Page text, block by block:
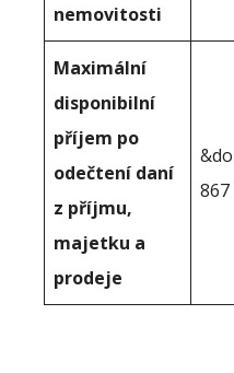
nemovitosti
Maximální
disponibilní
příjem po
odečtení daní
z příjmu,
majetku a
prodeje
867